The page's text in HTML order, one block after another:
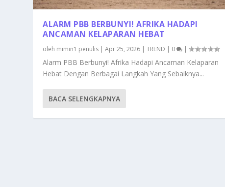
ALARM PBB BERBUNYI! AFRIKA HADAPI
ANCAMAN KELAPARAN HEBAT
oleh mimin1 penulis |Apr 25, 2026 |TREND | 0 |
Alarm PBB Berbunyi! Afrika Hadapi Ancaman Kelaparan
Hebat Dengan Berbagai Langkah Yang Sebaiknya...
BACA SELENGKAPNYA